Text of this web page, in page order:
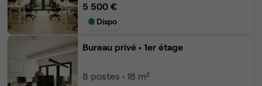
5 500 €
Dispo
Bureau privé • 1er étage
8 postes • 18 m²